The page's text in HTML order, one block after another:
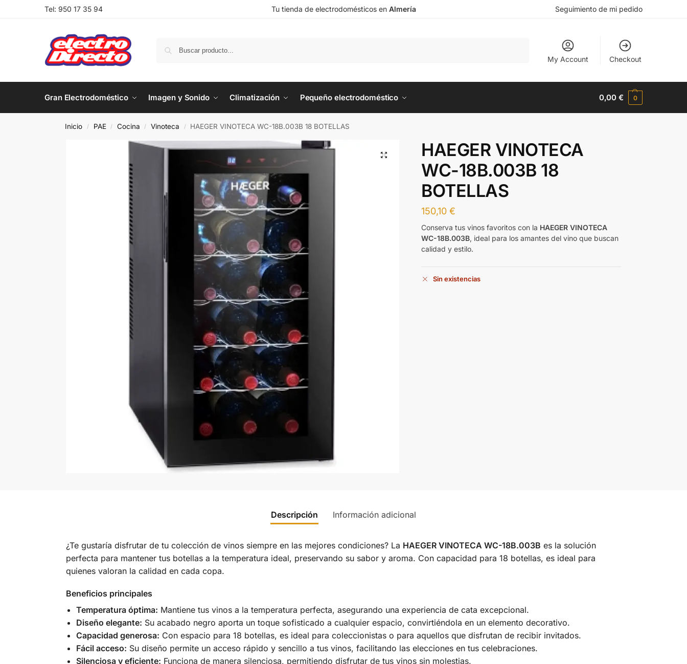
Tel: 950 17 35 94 Tu tienda de electrodomésticos en Almería Seguimiento de mi pedido
My Account Checkout
Gran Electrodoméstico Imagen y Sonido Climatización Pequeño electrodoméstico 0,00€ 0
Inicio / PAE / Cocina / Vinoteca / HAEGER VINOTECA WC-18B.003B 18 BOTELLAS
HAEGER VINOTECA
WC-18B.003B 18
BOTELLAS
150,10€
Conserva tus vinos favoritos con la HAEGER VINOTECA
WC-18B.003B, ideal para los amantes del vino que buscan
calidad y estilo.
Sin existencias
Descripción Información adicional
¿Te gustaría disfrutar de tu colección de vinos siempre en las mejores condiciones? La HAEGER VINOTECA WC-18B.003B es la solución
perfecta para mantener tus botellas a la temperatura ideal, preservando su sabor y aroma. Con capacidad para 18 botellas, es ideal para
quienes valoran la calidad en cada copa.
Beneficios principales
Temperatura óptima: Mantiene tus vinos a la temperatura perfecta, asegurando una experiencia de cata excepcional.
Diseño elegante: Su acabado negro aporta un toque sofisticado a cualquier espacio, convirtiéndola en un elemento decorativo.
Capacidad generosa: Con espacio para 18 botellas, es ideal para coleccionistas o para aquellos que disfrutan de recibir invitados.
Fácil acceso: Su diseño permite un acceso rápido y sencillo a tus vinos, facilitando las elecciones en tus celebraciones.
Silenciosa y eficiente: Funciona de manera silenciosa, permitiendo disfrutar de tus vinos sin molestias.